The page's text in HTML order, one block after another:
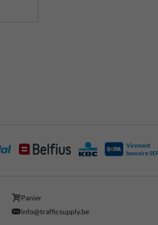
Virement
bancaire
Panier
info@trafficsupply.be